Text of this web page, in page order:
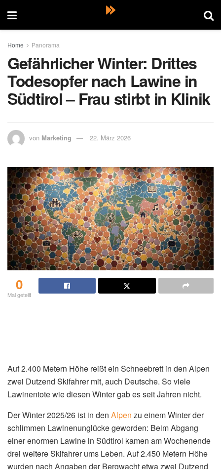
Home Panorama
Gefährlicher Winter: Drittes
Todesopfer nach Lawine in
Südtirol – Frau stirbt in Klinik
von Marketing 22. März 2026
0
Mal geteilt
Auf 2.400 Metern Höhe reißt ein Schneebrett in den Alpen
zwei Dutzend Skifahrer mit, auch Deutsche. So viele
Lawinentote wie diesen Winter gab es seit Jahren nicht.
Der Winter 2025/26 ist in den Alpen zu einem Winter der
schlimmen Lawinenunglücke geworden: Beim Abgang
einer enormen Lawine in Südtirol kamen am Wochenende
drei weitere Skifahrer ums Leben. Auf 2.450 Metern Höhe
wurden nach Angaben der Bergwacht etwa zwei Dutzend